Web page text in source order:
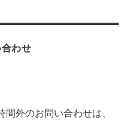
わせ
外のお問い合わせは、